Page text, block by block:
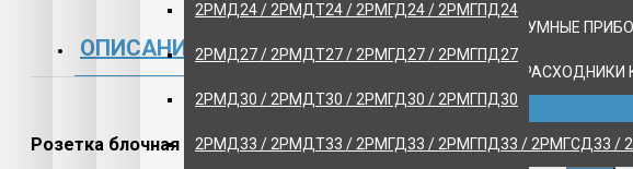
ЭЛЕКТРОВАКУУМНЫЕ
ИНСТРУМЕНТ, РАСХОДНИКИ
2РМД24 / 2РМДТ24 / 2РМГД24 / 2РМГПД24
2РМД27 / 2РМДТ27 / 2РМГД27 / 2РМГПД27
2РМД30 / 2РМДТ30 / 2РМГД30 / 2РМГПД30
2РМД33 / 2РМДТ33 / 2РМГД33 / 2РМГПД33 / 2РМГСД33 /
ОПИСАНИЕ ОТЗЫВЫ
Розетка блочная ШР40П16ЭГ2